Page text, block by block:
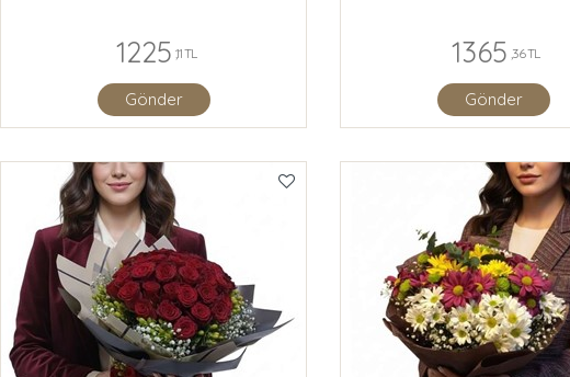
1225 ,11 TL
Gönder
1365 ,36 TL
Gönder